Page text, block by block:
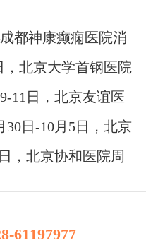
都神康癫痫医院消
，北京大学首钢医院
诊，破解癫痫疑难
11日，北京友谊医
助，破解癫痫难
30日-10月5日，北京
亲诊+癫痫大额救
，北京协和医院周
61197977